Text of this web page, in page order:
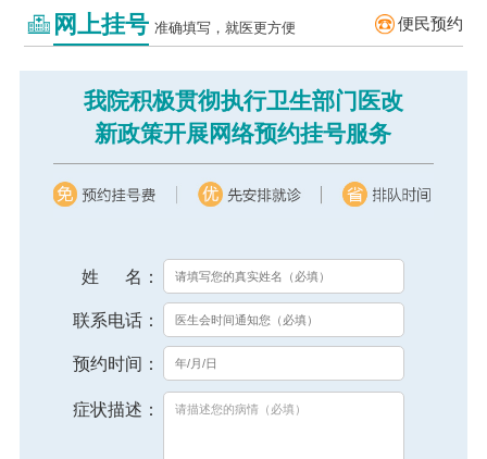
网上挂号 准确填写，就医更方便 便民预约
我院积极贯彻执行卫生部门医改
新政策开展网络预约挂号服务
姓 名：
联系电话：
预约时间：
症状描述：